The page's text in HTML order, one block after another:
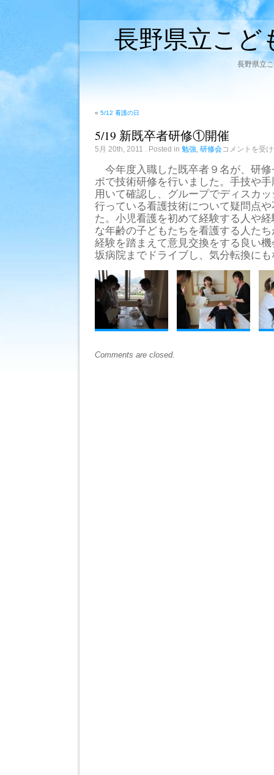
長野県立こど
長野県立
« 5/12 看護の日
5/19 新既卒者研修①開催
5月 20th, 2011 . Posted in 勉強 研修会5/19
卒
研
修
①
開
催
は
コメントを受
今年度入職した既卒者９名が、研
ボで技術研修を行いました。手技や
用いて確認し、グループでディスカ
行っている看護技術について疑問点
た。小児看護を初めて経験する人や
な年齢の子どもたちを看護する人た
経験を踏まえて意見交換をする良い
坂病院までドライブし、気分転換に
Comments are closed.